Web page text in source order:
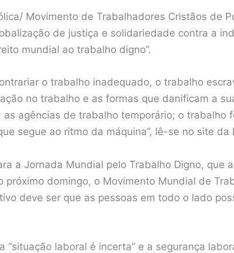
Movimento de Trabalhadores Cristãos de
de justiça e solidariedade contra a
mundial ao trabalho digno”.
o trabalho inadequado, o trabalho
no trabalho e as formas que danificam a
as agências de trabalho temporário; o trabalho
segue ao ritmo da máquina”, lê-se no site da
a Jornada Mundial pelo Trabalho Digno, que
próximo domingo, o Movimento Mundial de
deve ser que as pessoas em todo o lado
“situação laboral é incerta” e a segurança